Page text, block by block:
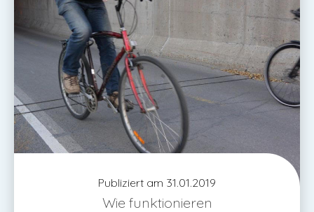
Publiziert am 31.01.2019
Wie funktionieren